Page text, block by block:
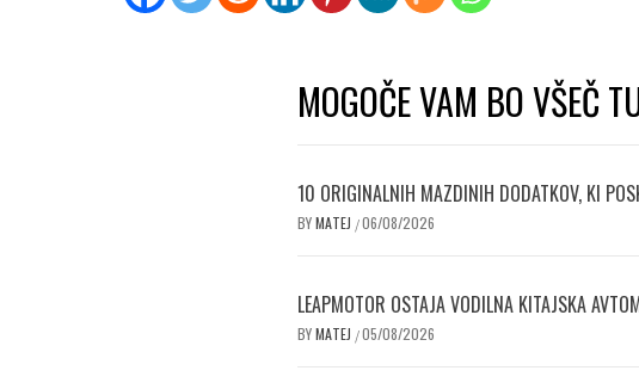
MOGOČE VAM BO VŠEČ
10 ORIGINALNIH MAZDINIH DODATKOV, KI
BYMATEJ /06/08/2026
LEAPMOTOR OSTAJA VODILNA KITAJSKA
BYMATEJ /05/08/2026